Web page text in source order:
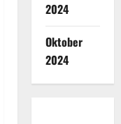
2024
Oktober
2024